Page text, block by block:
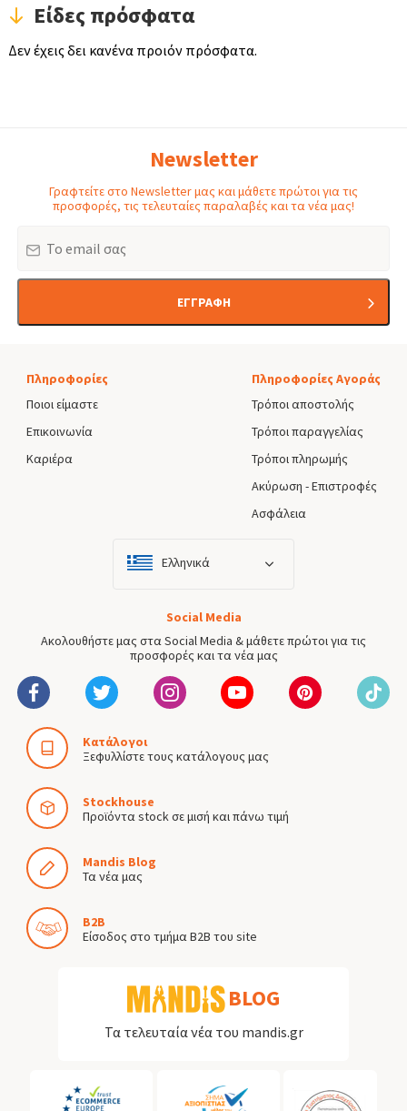
Είδες πρόσφατα
Δεν έχεις δει κανένα προιόν πρόσφατα.
Newsletter
Γραφτείτε στο Newsletter μας και μάθετε πρώτοι για τις
προσφορές, τις τελευταίες παραλαβές και τα νέα μας!
ΕΓΓΡΑΦΗ
Πληροφορίες
Ποιοι είμαστε
Επικοινωνία
Καριέρα
Πληροφορίες Αγοράς
Τρόποι αποστολής
Τρόποι παραγγελίας
Τρόποι πληρωμής
Ακύρωση - Επιστροφές
Ασφάλεια
Ελληνικά
Social Media
Ακολουθήστε μας στα Social Media & μάθετε πρώτοι για τις
προσφορές και τα νέα μας
Κατάλογοι
Ξεφυλλίστε τους κατάλογους μας
Stockhouse
Προϊόντα stock σε μισή και πάνω τιμή
Mandis Blog
Τα νέα μας
B2B
Είσοδος στο τμήμα B2B του site
BLOG
Τα τελευταία νέα του mandis.gr